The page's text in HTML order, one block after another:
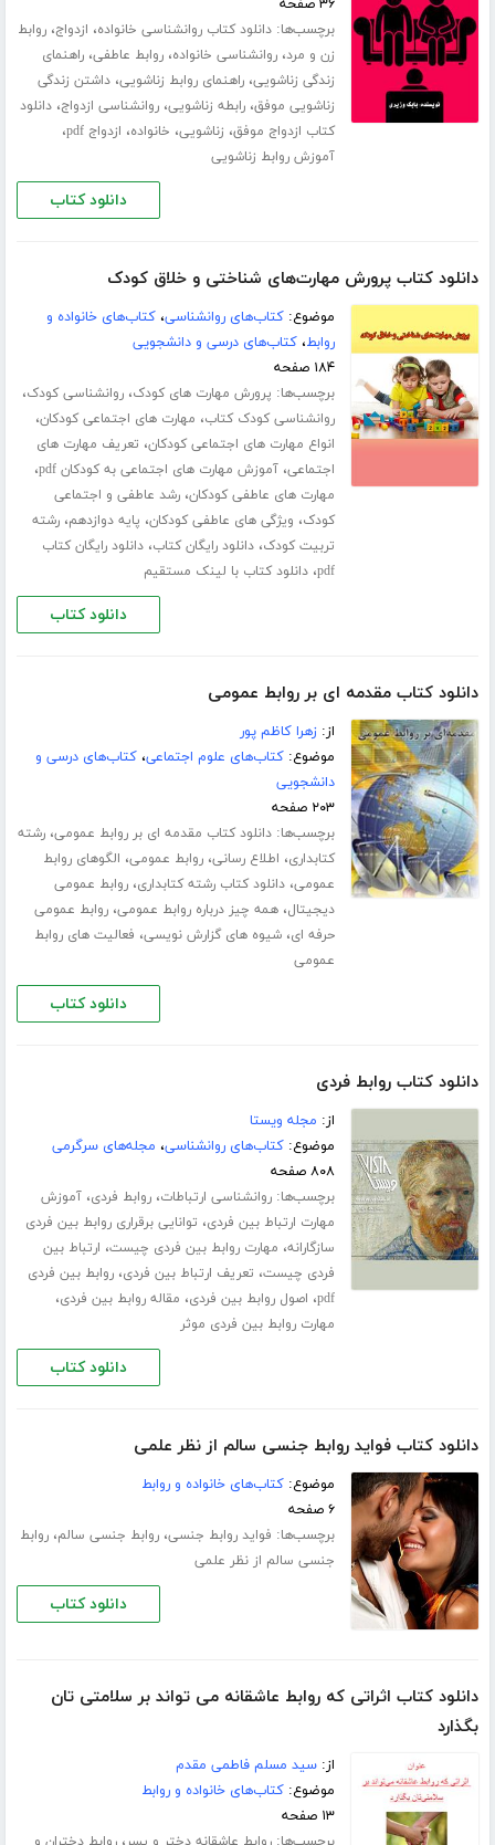
۳۶ صفحه
برچسب‌ها:دانلود کتاب روانشناسی خانواده، ازدواج،روابط
زن و مرد،روانشناسی خانواده،روابط عاطفی،راهنمای
زندگی زناشویی،راهنمای روابط زناشویی،داشتن زندگی
زناشویی موفق،رابطه زناشویی،روانشناسی ازدواج،دانلود
کتاب ازدواج موفق، زناشویی، خانواده، ازدواج pdf ،
آموزش روابط زناشویی
دانلود کتاب
دانلود کتاب پرورش مهارت‌های شناختی و خلاق کودک
موضوع:کتاب‌های روانشناسی،کتاب‌های خانواده و
روابط،کتاب‌های درسی و دانشجویی
۱۸۴ صفحه
برچسب‌ها: پرورش مهارت های کودک،روانشناسی کودک،
روانشناسی کودک کتاب، مهارت های اجتماعی کودکان،
انواع مهارت های اجتماعی کودکان، تعریف مهارت های
اجتماعی،آموزش مهارت های اجتماعی به کودکان pdf ،
مهارت های عاطفی کودکان،رشد عاطفی و اجتماعی
کودک، ویژگی های عاطفی کودکان، پایه دوازدهم،رشته
تربیت کودک،دانلود رایگان کتاب،دانلود رایگان کتاب
pdf،دانلود کتاب با لینک مستقیم
دانلود کتاب
دانلود کتاب مقدمه ای بر روابط عمومی
از:زهرا کاظم پور
موضوع:کتاب‌های علوم اجتماعی،کتاب‌های درسی و
دانشجویی
۲۰۳ صفحه
برچسب‌ها:دانلود کتاب مقدمه ای بر روابط عمومی،رشته
کتابداری، اطلاع رسانی،روابط عمومی، الگوهای روابط
عمومی،دانلود کتاب رشته کتابداری،روابط عمومی
دیجیتال،همه چیز درباره روابط عمومی،روابط عمومی
حرفه ای،شیوه های گزارش نویسی، فعالیت های روابط
عمومی
دانلود کتاب
دانلود کتاب روابط فردی
از: مجله ویستا
موضوع:کتاب‌های روانشناسی، مجله‌های سرگرمی
۸۰۸ صفحه
برچسب‌ها:روانشناسی ارتباطات،روابط فردی،آموزش
مهارت ارتباط بین فردی، توانایی برقراری روابط بین فردی
سازگارانه، مهارت روابط بین فردی چیست، ارتباط بین
فردی چیست، تعریف ارتباط بین فردی،روابط بین فردی
pdf، اصول روابط بین فردی، مقاله روابط بین فردی،
مهارت روابط بین فردی موثر
دانلود کتاب
دانلود کتاب فواید روابط جنسی سالم از نظر علمی
موضوع:کتاب‌های خانواده و روابط
۶ صفحه
برچسب‌ها: فواید روابط جنسی،روابط جنسی سالم،روابط
جنسی سالم از نظر علمی
دانلود کتاب
دانلود کتاب اثراتی که روابط عاشقانه می تواند بر سلامتی تان
بگذارد
از:سید مسلم فاطمی مقدم
موضوع:کتاب‌های خانواده و روابط
۱۳ صفحه
روابط عاشقانه دختر و پسر روابط دختران و